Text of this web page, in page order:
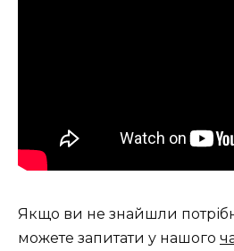
Якщо ви не знайшли
можете запитати у нашого